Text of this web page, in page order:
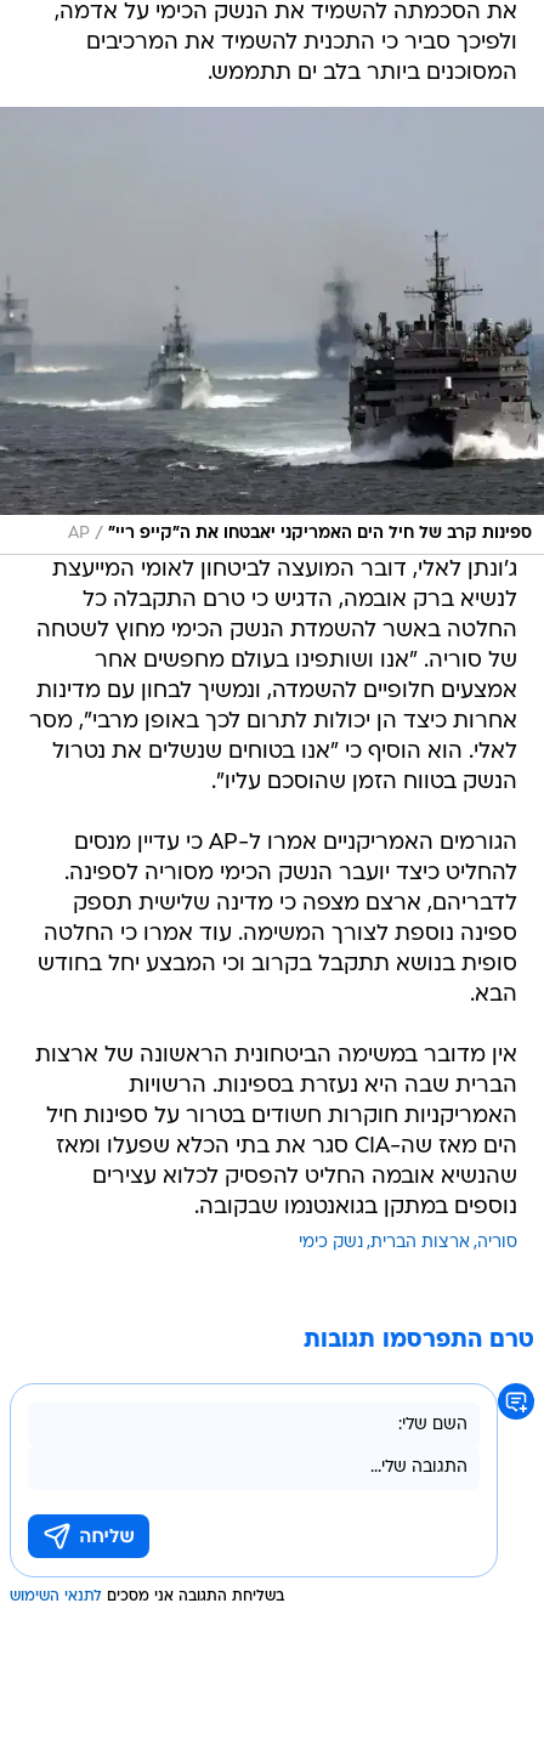
את הסכמתה להשמיד את הנשק הכימי על אדמה,
ולפיכך סביר כי התכנית להשמיד את המרכיבים
המסוכנים ביותר בלב ים תתממש.
ספינות קרב של חיל הים האמריקני יאבטחו את ה"קייפ ריי" /
AP
ג'ונתן לאלי, דובר המועצה לביטחון לאומי המייעצת
לנשיא ברק אובמה, הדגיש כי טרם התקבלה כל
החלטה באשר להשמדת הנשק הכימי מחוץ לשטחה
של סוריה. "אנו ושותפינו בעולם מחפשים אחר
אמצעים חלופיים להשמדה, ונמשיך לבחון עם מדינות
אחרות כיצד הן יכולות לתרום לכך באופן מרבי", מסר
לאלי. הוא הוסיף כי "אנו בטוחים שנשלים את נטרול
הנשק בטווח הזמן שהוסכם עליו".
הגורמים האמריקניים אמרו ל-AP כי עדיין מנסים
להחליט כיצד יועבר הנשק הכימי מסוריה לספינה.
לדבריהם, ארצם מצפה כי מדינה שלישית תספק
ספינה נוספת לצורך המשימה. עוד אמרו כי החלטה
סופית בנושא תתקבל בקרוב וכי המבצע יחל בחודש
הבא.
אין מדובר במשימה הביטחונית הראשונה של ארצות
הברית שבה היא נעזרת בספינות. הרשויות
האמריקניות חוקרות חשודים בטרור על ספינות חיל
הים מאז שה-CIA סגר את בתי הכלא שפעלו ומאז
שהנשיא אובמה החליט להפסיק לכלוא עצירים
נוספים במתקן בגואנטנמו שבקובה.
סוריה ארצות הברית נשק כימי
טרם התפרסמו תגובות
בשליחת התגובה אני מסכים לתנאי השימוש